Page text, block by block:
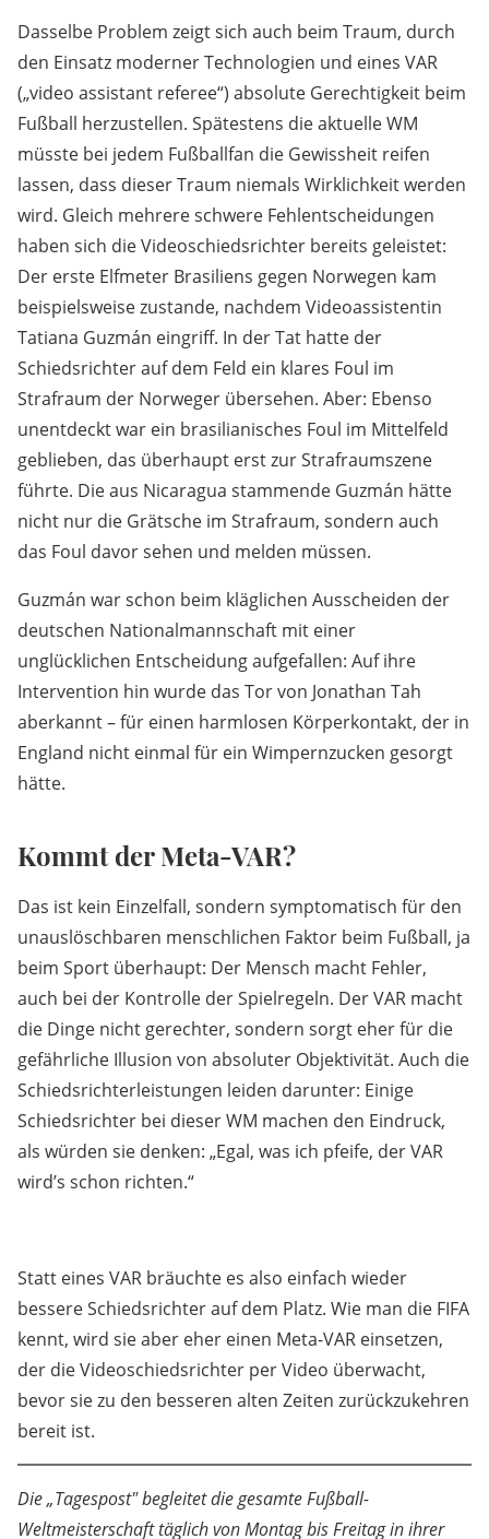
Dasselbe Problem zeigt sich auch beim Traum, durch
den Einsatz moderner Technologien und eines VAR
(„video assistant referee“) absolute Gerechtigkeit beim
Fußball herzustellen. Spätestens die aktuelle WM
müsste bei jedem Fußballfan die Gewissheit reifen
lassen, dass dieser Traum niemals Wirklichkeit werden
wird. Gleich mehrere schwere Fehlentscheidungen
haben sich die Videoschiedsrichter bereits geleistet:
Der erste Elfmeter Brasiliens gegen Norwegen kam
beispielsweise zustande, nachdem Videoassistentin
Tatiana Guzmán eingriff. In der Tat hatte der
Schiedsrichter auf dem Feld ein klares Foul im
Strafraum der Norweger übersehen. Aber: Ebenso
unentdeckt war ein brasilianisches Foul im Mittelfeld
geblieben, das überhaupt erst zur Strafraumszene
führte. Die aus Nicaragua stammende Guzmán hätte
nicht nur die Grätsche im Strafraum, sondern auch
das Foul davor sehen und melden müssen.
Guzmán war schon beim kläglichen Ausscheiden der
deutschen Nationalmannschaft mit einer
unglücklichen Entscheidung aufgefallen: Auf ihre
Intervention hin wurde das Tor von Jonathan Tah
aberkannt – für einen harmlosen Körperkontakt, der in
England nicht einmal für ein Wimpernzucken gesorgt
hätte.
Kommt der Meta-VAR?
Das ist kein Einzelfall, sondern symptomatisch für den
unauslöschbaren menschlichen Faktor beim Fußball, ja
beim Sport überhaupt: Der Mensch macht Fehler,
auch bei der Kontrolle der Spielregeln. Der VAR macht
die Dinge nicht gerechter, sondern sorgt eher für die
gefährliche Illusion von absoluter Objektivität. Auch die
Schiedsrichterleistungen leiden darunter: Einige
Schiedsrichter bei dieser WM machen den Eindruck,
als würden sie denken: „Egal, was ich pfeife, der VAR
wird’s schon richten.“
Statt eines VAR bräuchte es also einfach wieder
bessere Schiedsrichter auf dem Platz. Wie man die FIFA
kennt, wird sie aber eher einen Meta-VAR einsetzen,
der die Videoschiedsrichter per Video überwacht,
bevor sie zu den besseren alten Zeiten zurückzukehren
bereit ist.
Die „Tagespost" begleitet die gesamte Fußball-
Weltmeisterschaft täglich von Montag bis Freitag in ihrer